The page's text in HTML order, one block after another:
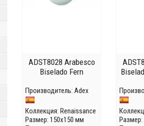
ADST8028 Arabesco
Biselado Fern
Производитель: Adex
Коллекция: Renaissance
Размер: 150x150 мм